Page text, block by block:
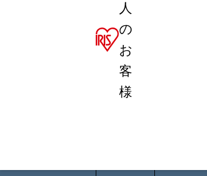
人
の
お
客
様